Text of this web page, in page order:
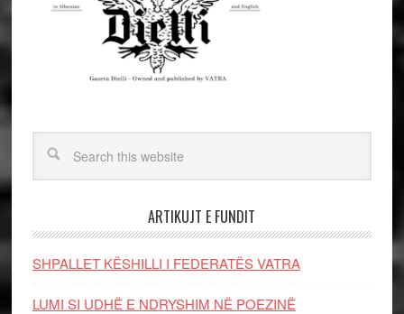
ARTIKUJT E FUNDIT
SHPALLET KËSHILLI I FEDERATËS VATRA
LUMI SI UDHË E NDRYSHIM NË POEZINË